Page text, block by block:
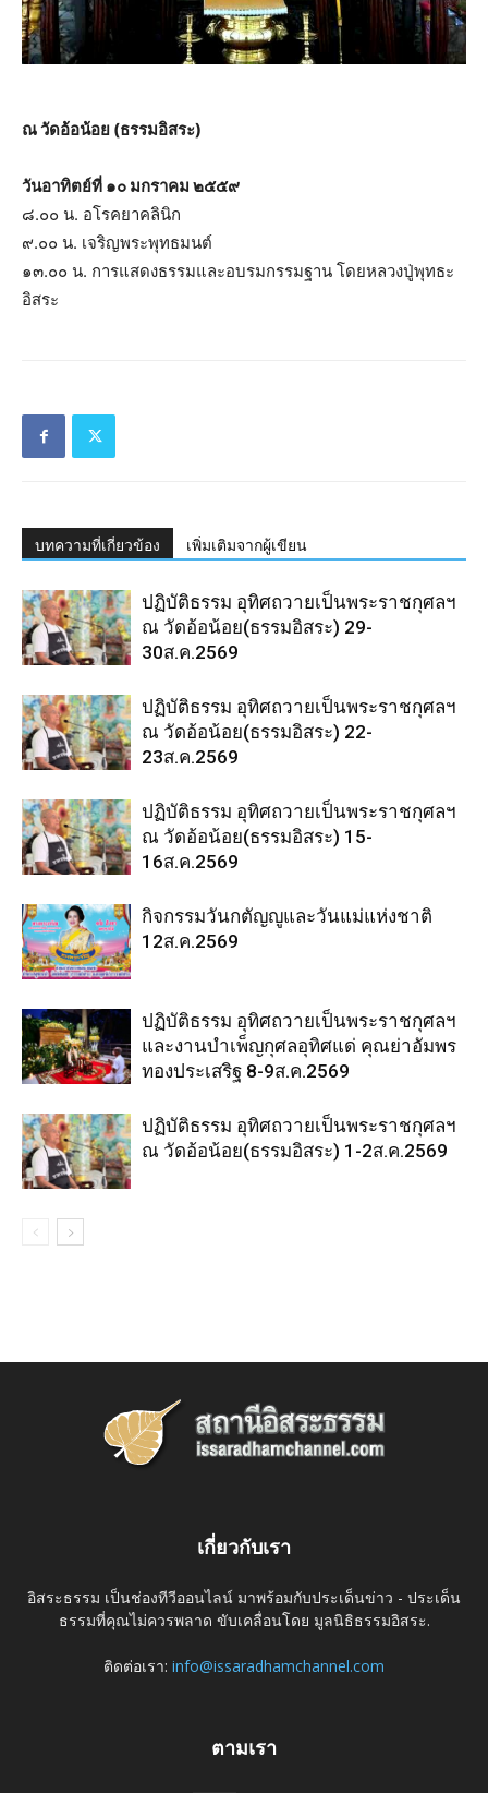
ณ วัดอ้อน้อย (ธรรมอิสระ)
วันอาทิตย์ที่ ๑๐ มกราคม ๒๕๕๙
๘.๐๐ น. อโรคยาคลินิก
๙.๐๐ น. เจริญพระพุทธมนต์
๑๓.๐๐ น. การแสดงธรรมและอบรมกรรมฐาน โดยหลวงปู่พุทธะ
อิสระ
บทความที่เกี่ยวข้อง เพิ่มเติมจากผู้เขียน
ปฏิบัติธรรม อุทิศถวายเป็นพระราชกุศลฯ
ณ วัดอ้อน้อย(ธรรมอิสระ) 29-
30ส.ค.2569
ปฏิบัติธรรม อุทิศถวายเป็นพระราชกุศลฯ
ณ วัดอ้อน้อย(ธรรมอิสระ) 22-
23ส.ค.2569
ปฏิบัติธรรม อุทิศถวายเป็นพระราชกุศลฯ
ณ วัดอ้อน้อย(ธรรมอิสระ) 15-
16ส.ค.2569
กิจกรรมวันกตัญญูและวันแม่แห่งชาติ
12ส.ค.2569
ปฏิบัติธรรม อุทิศถวายเป็นพระราชกุศลฯ
และงานบำเพ็ญกุศลอุทิศแด่ คุณย่าอัมพร
ทองประเสริฐ 8-9ส.ค.2569
ปฏิบัติธรรม อุทิศถวายเป็นพระราชกุศลฯ
ณ วัดอ้อน้อย(ธรรมอิสระ) 1-2ส.ค.2569
เกี่ยวกับเรา
อิสระธรรม เป็นช่องทีวีออนไลน์ มาพร้อมกับประเด็นข่าว - ประเด็น
ธรรมที่คุณไม่ควรพลาด ขับเคลื่อนโดย มูลนิธิธรรมอิสระ.
ติดต่อเรา: info@issaradhamchannel.com
ตามเรา